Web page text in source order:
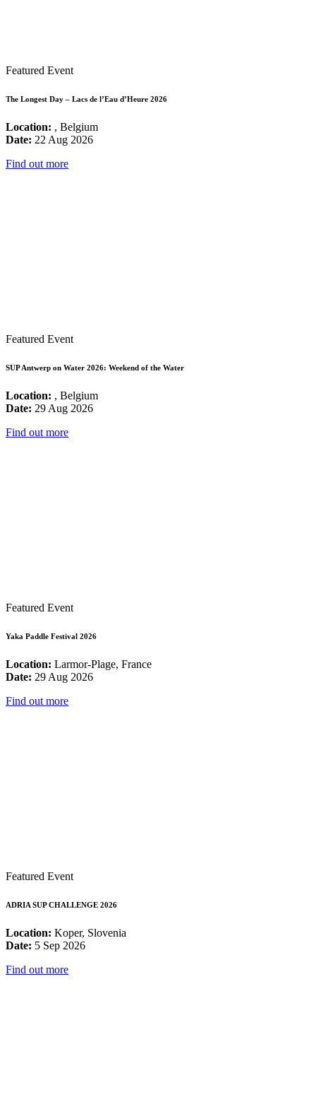
Featured Event
The Longest Day – Lacs de l’Eau d’Heure 2026
Location: , Belgium
Date: 22 Aug 2026
Find out more
Featured Event
SUP Antwerp on Water 2026: Weekend of the Water
Location: , Belgium
Date: 29 Aug 2026
Find out more
Featured Event
Yaka Paddle Festival 2026
Location: Larmor-Plage, France
Date: 29 Aug 2026
Find out more
Featured Event
ADRIA SUP CHALLENGE 2026
Location: Koper, Slovenia
Date: 5 Sep 2026
Find out more